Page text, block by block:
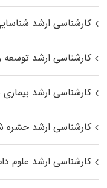
کارشناسی ارشد
کارشناسی ارشد توسعه
کارشناسی ارشد
کارشناسی ارشد حشره‌
کارشناسی ارشد علوم